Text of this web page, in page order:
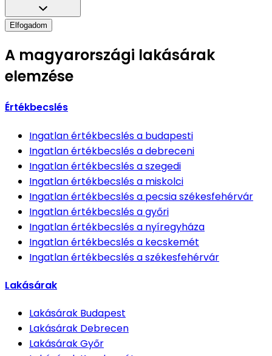
Elfogadom
A magyarországi lakásárak
elemzése
Értékbecslés
Ingatlan értékbecslésa budapesti
Ingatlan értékbecslésa debreceni
Ingatlan értékbecslésa szegedi
Ingatlan értékbecslésa miskolci
Ingatlan értékbecslésa pecsia székesfehérvár
Ingatlan értékbecslésa győri
Ingatlan értékbecslésa nyíregyháza
Ingatlan értékbecslésa kecskemét
Ingatlan értékbecslésa székesfehérvár
Lakásárak
Lakásárak Budapest
Lakásárak Debrecen
LakásárakGyőr